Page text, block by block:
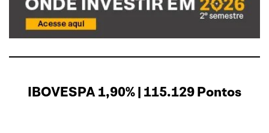
IBOVESPA 1,90% | 115.129 Pontos